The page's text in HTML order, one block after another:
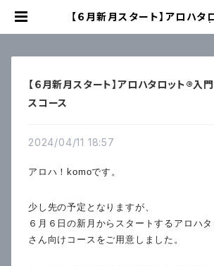
【６月新月スタート】アロハタ
【６月新月スタート】アロハタロット®入
スコース
2024/04/11 18:57
アロハ！komoです。
少し先の予定となりますが、
６月６日の新月からスタートするアロハ
さん向け コースをご用意しました。